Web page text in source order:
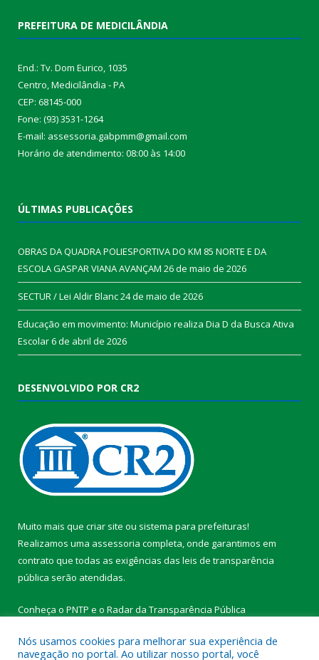
PREFEITURA DE MEDICILÂNDIA
End.: Tv. Dom Eurico, 1035
Centro, Medicilândia - PA
CEP: 68145-000
Fone: (93) 3531-1264
E-mail: assessoria.gabpmm@gmail.com
Horário de atendimento: 08:00 às 14:00
ÚLTIMAS PUBLICAÇÕES
OBRAS DA QUADRA POLIESPORTIVA DO KM 85 NORTE E DA
ESCOLA GASPAR VIANA AVANÇAM 26 de maio de 2026
SECTUR / Lei Aldir Blanc24 de maio de 2026
Educação em movimento: Município realiza Dia D da Busca Ativa
Escolar6 de abril de 2026
DESENVOLVIDO POR CR2
Muito mais que criar site ou sistema para prefeituras!
Realizamos uma assessoria completa, onde garantimos em
contrato que todas as exigências das leis de transparência
pública serão atendidas.
Conheça o PNTP e o Radar da Transparência Pública
Nós usamos cookies para melhorar sua experiência de
navegação no portal. Ao utilizar nosso portal, você